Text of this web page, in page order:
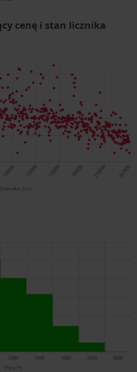
cenę i stan licznika